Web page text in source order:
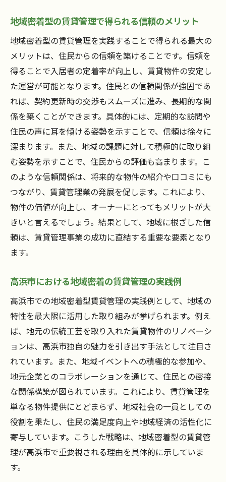
高浜市での地域密着型の具体的な実施方法
賃貸物件の魅力を高める地域密着戦略
高浜市の地域密着型管理の成功要因
地域密着型賃貸管理の成果を最大化する方
法
高浜市で成功するための地域密着型の実例
地域密着型の賃貸管理で得られる信頼のメリット
地域密着型の賃貸管理を実践することで得られる最大の
メリットは、住民からの信頼を築けることです。信頼を
得ることで入居者の定着率が向上し、賃貸物件の安定し
た運営が可能となります。住民との信頼関係が強固であ
れば、契約更新時の交渉もスムーズに進み、長期的な関
係を築くことができます。具体的には、定期的な訪問や
住民の声に耳を傾ける姿勢を示すことで、信頼は徐々に
深まります。また、地域の課題に対して積極的に取り組
む姿勢を示すことで、住民からの評価も高まります。こ
のような信頼関係は、将来的な物件の紹介や口コミにも
つながり、賃貸管理業の発展を促します。これにより、
物件の価値が向上し、オーナーにとってもメリットが大
きいと言えるでしょう。結果として、地域に根ざした信
頼は、賃貸管理事業の成功に直結する重要な要素となり
ます。
高浜市における地域密着の賃貸管理の実践例
高浜市での地域密着型賃貸管理の実践例として、地域の
特性を最大限に活用した取り組みが挙げられます。例え
ば、地元の伝統工芸を取り入れた賃貸物件のリノベーシ
ョンは、高浜市独自の魅力を引き出す手法として注目さ
れています。また、地域イベントへの積極的な参加や、
地元企業とのコラボレーションを通じて、住民との密接
な関係構築が図られています。これにより、賃貸管理を
単なる物件提供にとどまらず、地域社会の一員としての
役割を果たし、住民の満足度向上や地域経済の活性化に
寄与しています。こうした戦略は、地域密着型の賃貸管
理が高浜市で重要視される理由を具体的に示していま
す。